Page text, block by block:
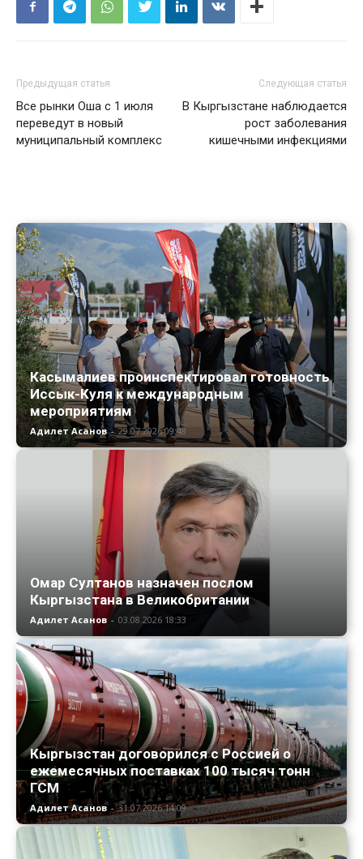
Предыдущая статья
Все рынки Оша с 1 июля
переведут в новый
муниципальный комплекс
Следующая статья
В Кыргызстане наблюдается
рост заболевания
кишечными инфекциями
Касымалиев проинспектировал готовность
Иссык-Куля к международным
мероприятиям
Адилет Асанов - 29.07.2026 09:48
Омар Султанов назначен послом
Кыргызстана в Великобритании
Адилет Асанов - 03.08.2026 18:33
Кыргызстан договорился с Россией о
ежемесячных поставках 100 тысяч тонн
ГСМ
Адилет Асанов - 31.07.2026 14:09